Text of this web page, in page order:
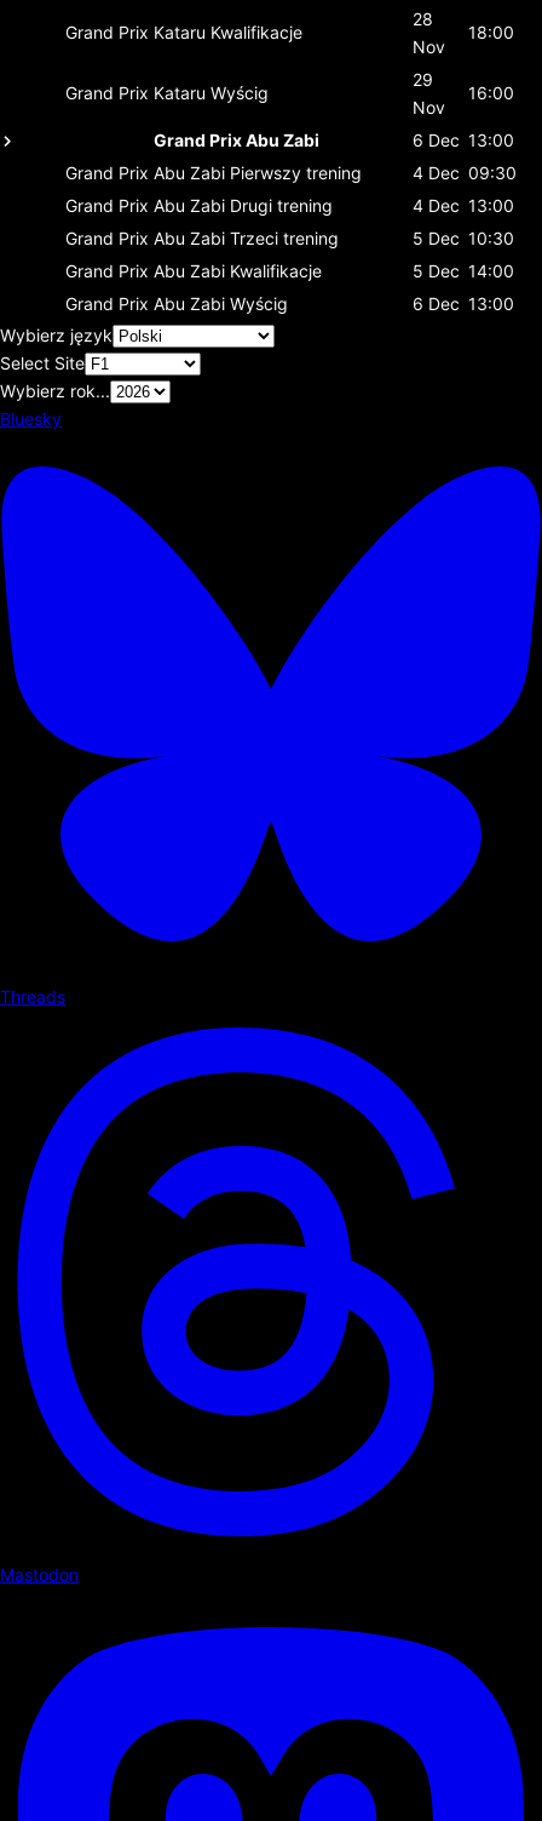
Grand Prix Kataru Kwalifikacje
28
Nov
18:00
Grand Prix Kataru Wyścig
29
Nov
16:00
Grand Prix Abu Zabi 6 Dec 13:00
Grand Prix Abu Zabi Pierwszy trening 4 Dec 09:30
Grand Prix Abu Zabi Drugi trening 4 Dec 13:00
Grand Prix Abu Zabi Trzeci trening 5 Dec 10:30
Grand Prix Abu Zabi Kwalifikacje 5 Dec 14:00
Grand Prix Abu Zabi Wyścig 6 Dec 13:00
Wybierz język
Select Site
Wybierz rok...
Bluesky
Threads
Mastodon